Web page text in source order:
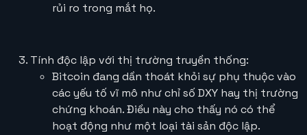
rủi ro trong mắt họ.
Tính độc lập với thị trường truyền thống:
Bitcoin đang dần thoát khỏi sự phụ thuộc vào
các yếu tố vĩ mô như chỉ số DXY hay thị trường
chứng khoán. Điều này cho thấy nó có thể
hoạt động như một loại tài sản độc lập.